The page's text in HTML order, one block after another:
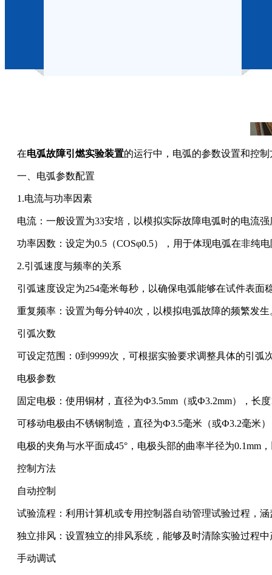
在电弧故障引燃实验装置的运行中，电弧的参数设置和控
一、电弧参数配置
1.电流与功率因素
电流：一般设置为33安培，以模拟实际故障电弧时的电流强
功率因数：设定为0.5（COSφ0.5），用于体现电弧在非纯电
2.引弧速度与频率的关系
引弧速度设定为254毫米每秒，以确保电弧能够在试件表面
重复频率：设置为每分钟40次，以模拟电弧故障的频繁发生
引弧次数
可设定范围：0到9999次，可根据实验要求调整具体的引弧次
电极参数
固定电极：使用铜材，直径为Ф3.5mm（或Ф3.2mm），长度
可移动电极由不锈钢制造，直径为Ф3.5毫米（或Ф3.2毫米）
电极的夹角与水平面成45°，电极头部的曲率半径为0.1mm
控制方法
自动控制
试验流程：利用计算机或专用控制器自动管理试验过程，
独立排风：设置独立的排风系统，能够及时清除实验过程中
手动调试